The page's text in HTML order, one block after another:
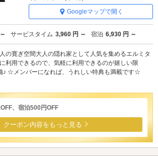
Googleマップで開く
サービスタイム 3,960 円 ～ 宿泊 6,930 円 ～
の寛ぎ空間大人の隠れ家として人気を集めるエルミタ
利用できるので、気軽に利用できるのが嬉しい限
☆メンバーになれば、うれしい特典も満載です☆
、宿泊500円OFF
クーポン内容をもっと見る